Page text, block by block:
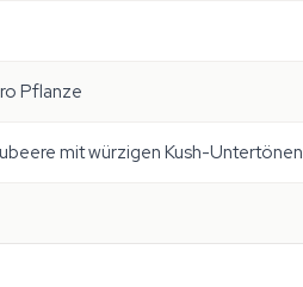
Pflanze
mit würzigen Kush-Untertönen